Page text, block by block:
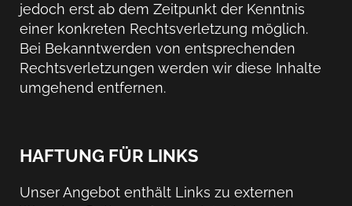
jedoch erst ab dem Zeitpunkt der Kenntnis
einer konkreten Rechtsverletzung möglich.
Bei Bekanntwerden von entsprechenden
Rechtsverletzungen werden wir diese Inhalte
umgehend entfernen.
HAFTUNG FÜR LINKS
Unser Angebot enthält Links zu externen